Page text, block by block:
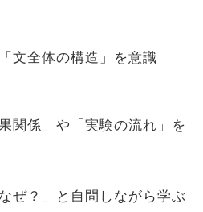
文全体の構造」を意識
関係」や「実験の流れ」を
ぜ？」と自問しながら学ぶ